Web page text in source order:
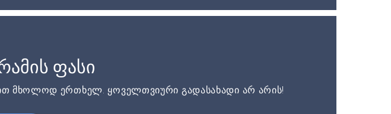
ფასი
მხოლოდ ერთხელ. ყოველთვიური გადასახადი არ არის!